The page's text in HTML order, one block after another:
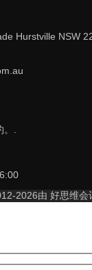
Hurstville NSW
.
2026由 好思维会